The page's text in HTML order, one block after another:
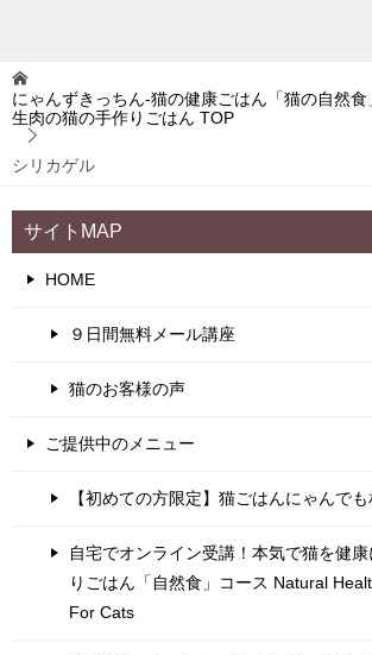
にゃんずきっちん‐猫の健康ごはん「猫の自然
生肉の猫の手作りごはん TOP
シリカゲル
サイトMAP
HOME
９日間無料メール講座
猫のお客様の声
ご提供中のメニュー
【初めての方限定】猫ごはんにゃんでも
自宅でオンライン受講！本気で猫を健
りごはん「自然食」コース Natural
For Cats